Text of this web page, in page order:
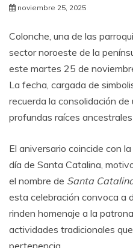
noviembre 25, 2025
Colonche, una de las
sector noroeste de la
este martes 25 de
La fecha, cargada de
recuerda la consolidación
profundas raíces
El aniversario coincide con
día de Santa Catalina,
el nombre de Santa
esta celebración convoca a
rinden homenaje a la
actividades tradicionales